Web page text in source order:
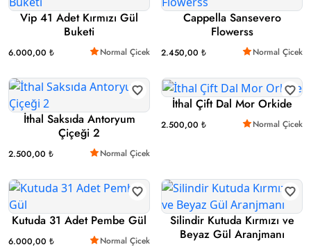
Vip 41 Adet Kırmızı Gül
Buketi
6.000,00 ₺ Normal Çicek
Cappella Sansevero
Flowerss
2.450,00 ₺ Normal Çicek
İthal Saksıda Antoryum
Çiçeği 2
2.500,00 ₺ Normal Çicek
İthal Çift Dal Mor Orkide
2.500,00 ₺ Normal Çicek
Kutuda 31 Adet Pembe Gül
6.000,00 ₺ Normal Çicek
Silindir Kutuda Kırmızı ve
Beyaz Gül Aranjmanı